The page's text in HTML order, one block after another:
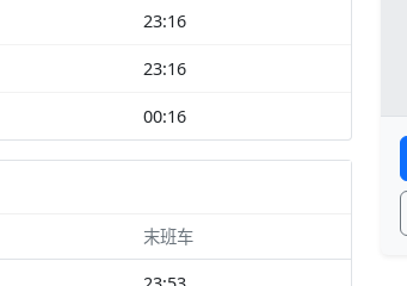
23:16
23:16
00:16
末班车